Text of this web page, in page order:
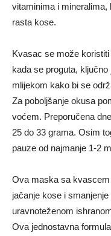
vitaminima i
rasta kose.
Kvasac se može
kada se proguta,
mlijekom kako bi se
Za poboljšanje okusa
voćem. Preporučena
25 do 33 grama. Osim
pauze od najmanje 1-2
Ova maska ​​sa
jačanje kose i
uravnoteženom
Ova jednostavna